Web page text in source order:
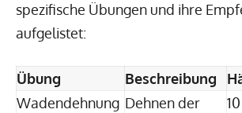
spezifische Übungen und ihre
aufgelistet:
Übung Beschreibung
Wadendehnung Dehnen der